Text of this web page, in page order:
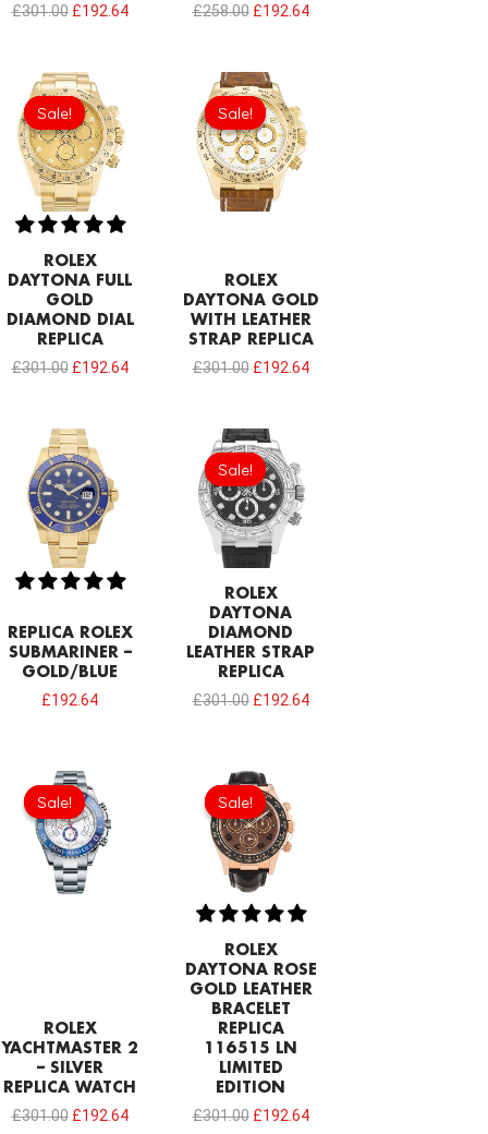
£301.00 £192.64
£258.00 £192.64
Sale!
Sale!
ROLEX
DAYTONA FULL
GOLD
DIAMOND DIAL
REPLICA
£301.00
Original
price
was:
£301.00.
£192.64
Sale!
Sale!
ROLEX
DAYTONA GOLD
WITH LEATHER
STRAP REPLICA
£301.00
Original
price
was:
£301.00.
£192.64
REPLICA ROLEX
SUBMARINER –
GOLD/BLUE
£192.64
Sale!
Sale!
ROLEX
DAYTONA
DIAMOND
LEATHER STRAP
REPLICA
£301.00
Original
price
was:
£301.00.
£192.64
Sale!
Sale!
ROLEX
YACHTMASTER 2
– SILVER
REPLICA WATCH
£301.00
Original
price
was:
£301.00.
£192.64
Sale!
Sale!
ROLEX
DAYTONA ROSE
GOLD LEATHER
BRACELET
REPLICA
116515 LN
LIMITED
EDITION
£301.00
Original
price
was:
£301.00.
£192.64